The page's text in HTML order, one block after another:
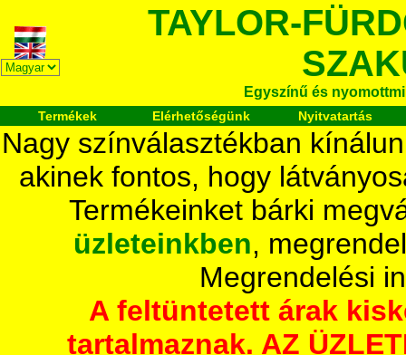
TAYLOR-
Egyszínű és
Termékek Elérhetőségünk Nyitvatartás
Nagy színválasztékban
akinek fontos, hogy
Termékeinket bárki
üzleteinkben,
Megrendelési
A feltüntetett árak
tartalmaznak. AZ